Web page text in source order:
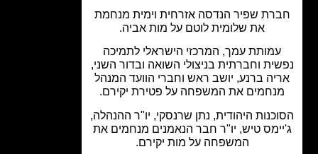
שפיר הנדסה אזרחית וימית מנחמת
את שלומית לוטם על מות אביה.
עמותת עמך, המרכזי הישראלי לתמיכה
וחברתית בניצולי השואה ובדור השני,
ברנע, יושב ראש וחברי הוועד המנהל
את המשפחה על פטירת יקירם.
היהודית, נתן שרנסקי, יו"ר ההנהלה,
טיש, יו"ר חבר הנאמנים מנחמים את
המשפחה על מות יקירם.